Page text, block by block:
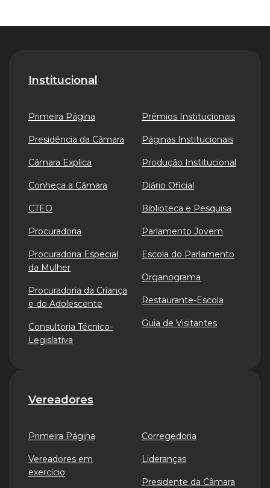
Institucional
Primeira Página
Presidência da Câmara
Câmara Explica
Conheça a Câmara
CTEO
Procuradoria
Procuradoria Especial
da Mulher
Procuradoria da Criança
e do Adolescente
Consultoria Técnico-
Legislativa
Prêmios Institucionais
Páginas Institucionais
Produção Institucional
Diário Oficial
Biblioteca e Pesquisa
Parlamento Jovem
Escola do Parlamento
Organograma
Restaurante-Escola
Guia de Visitantes
Vereadores
Primeira Página
Vereadores em
exercício
Corregedoria
Lideranças
Presidente da Câmara